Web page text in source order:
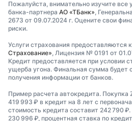
Пожалуйста, внимательно изучите все
банка-партнера АО «ТБанк» ,
2673 от 09.07.2024 г. Оцените свои
риски.
Услуги страхования предоставляются
Страхование» , Лицензия № 0191 от
Кредит предоставляется при условии
ущерба угона. Финальная сумма будет
получения информации от банков.
Пример расчета автокредита.
419 993 ₽ в кредит на 8 лет с
стоимость кредита составит 242 790
230 996 ₽, процентная ставка по